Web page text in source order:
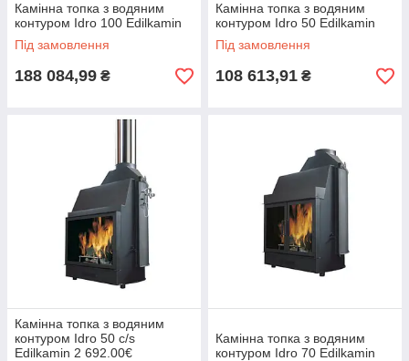
Камінна топка з водяним
контуром Idro 100 Edilkamin
Під замовлення
188 084,99 ₴
Камінна топка з водяним
контуром Idro 50 Edilkamin
Під замовлення
108 613,91 ₴
Камінна топка з водяним
контуром Idro 50 c/s
Edilkamin 2 692.00€
Камінна топка з водяним
контуром Idro 70 Edilkamin